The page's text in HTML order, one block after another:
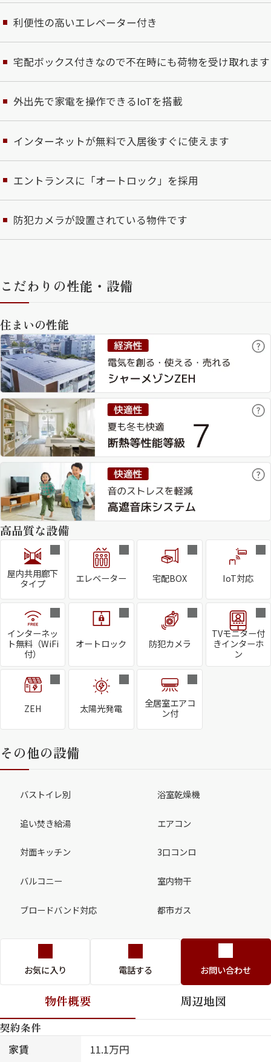
利便性の高いエレベーター付き
宅配ボックス付きなので不在時にも荷物を受け取れます
外出先で家電を操作できるIoTを搭載
インターネットが無料で入居後すぐに使えます
エントランスに「オートロック」を採用
防犯カメラが設置されている物件です
こだわりの性能・設備
住まいの性能
高品質な設備
屋内共用廊下
タイプ
エレベーター 宅配BOX IoT対応
インターネッ
ト無料（WiFi
付）
オートロック 防犯カメラ
TVモニター付
きインターホ
ン
ZEH 太陽光発電
全居室エアコ
ン付
その他の設備
バストイレ別 浴室乾燥機
追い焚き給湯 エアコン
対面キッチン 3口コンロ
バルコニー 室内物干
ブロードバンド対応 都市ガス
お気に入り 電話する お問い合わせ
物件概要 周辺地図
契約条件
家賃
11.1万円